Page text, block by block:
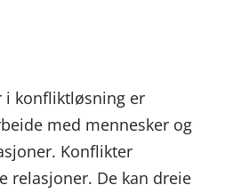
i konfliktløsning er
med mennesker og
Konflikter
relasjoner. De kan dreie